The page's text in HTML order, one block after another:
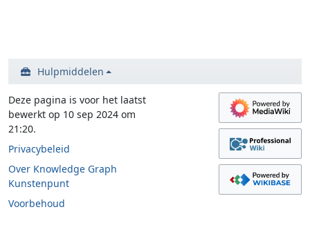
Hulpmiddelen
Deze pagina is voor het laatst
bewerkt op 10 sep 2024 om
21:20.
Privacybeleid
Over Knowledge Graph
Kunstenpunt
Voorbehoud